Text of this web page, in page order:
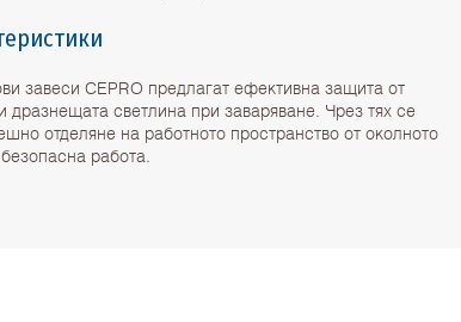
завеси CEPRO предлагат ефективна защита от
дразнещата светлина при заваряване. Чрез тях се
отделяне на работното пространство от околното
работа.